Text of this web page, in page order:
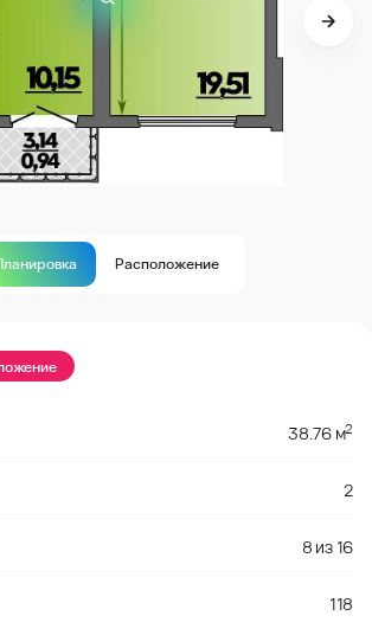
Расположение
38.76 м2
2
8 из16
118